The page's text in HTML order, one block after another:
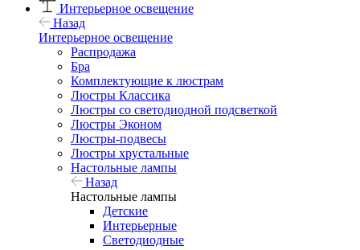
Интерьерное освещение
Назад
Интерьерное освещение
Распродажа
Бра
Комплектующие к люстрам
Люстры Классика
Люстры со светодиодной подсветкой
Люстры Эконом
Люстры-подвесы
Люстры хрустальные
Настольные лампы
Назад
Настольные лампы
Детские
Интерьерные
Светодиодные